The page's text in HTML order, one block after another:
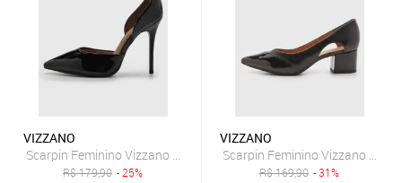
VIZZANO
Scarpin Feminino Vizzano Salto Fino Amarração Preto
R$179,90 - 25%
VIZZANO
Scarpin Feminino Vizzano Salto
R$169,90 - 31%